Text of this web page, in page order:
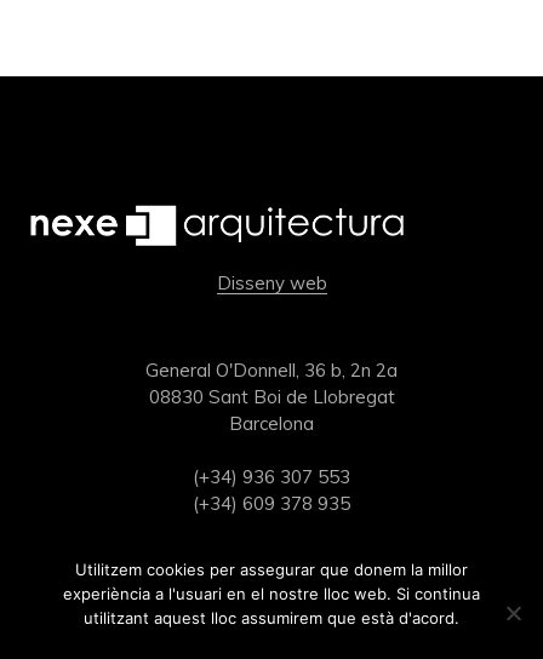
Disseny web
General O'Donnell, 36 b, 2n 2a
08830 Sant Boi de Llobregat
Barcelona
(+34) 936 307 553
(+34) 609 378 935
Utilitzem cookies per assegurar que donem la millor
experiència a l'usuari en el nostre lloc web. Si continua
utilitzant aquest lloc assumirem que està d'acord.